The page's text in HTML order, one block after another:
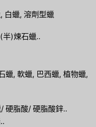
白蠟, 溶劑型蠟
半)煉石蠟..
蠟, 軟蠟, 巴西蠟, 植物蠟,
硬脂酸/ 硬脂酸鋅..